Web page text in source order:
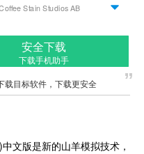
Stain Studios AB
安全下载
下载手机助手
载目标软件，下载更安全
文版是新的山羊模拟技术，